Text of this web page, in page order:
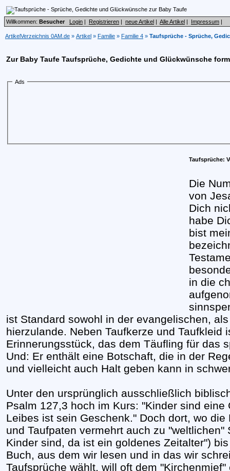
Willkommen: Besucher Login | Registrieren | neue Artikel | Alle Artikel | Impressum |
ArtikelVerzeichnis 0AM.de » Artikel » Familie » Familie 4 » Taufsprüche - Sprüche,
Zur Baby Taufe Taufsprüche, Gedichte und Glückwünsche
Ads
Taufsprüche:
Die
von
Dich
habe
bist
in die
ist Standard sowohl in der evangelischen,
hierzulande. Neben Taufkerze und Taufkleid
Erinnerungsstück, das dem Täufling für das
Und: Er enthält eine Botschaft, die in der
und vielleicht auch Halt geben kann in
Unter den ursprünglich ausschließlich
Psalm 127,3 hoch im Kurs: "Kinder sind
Leibes ist sein Geschenk." Doch dort, wo
und Taufpaten vermehrt auch zu
Kinder sind, da ist ein goldenes Zeitalter")
Buch, aus dem wir lesen und in das wir
Taufsprüche wählt, will oft dem